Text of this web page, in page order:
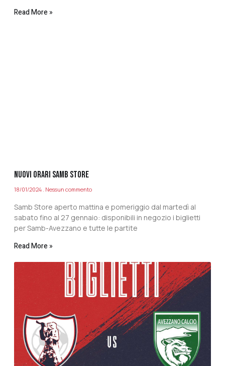
Read More »
NUOVI ORARI SAMB STORE
18/01/2024 Nessun commento
Samb Store aperto mattina e pomeriggio dal martedì al
sabato fino al 27 gennaio: disponibili in negozio i biglietti
per Samb-Avezzano e tutte le partite
Read More »